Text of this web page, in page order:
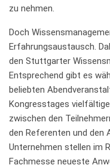
zu nehmen.
Doch
Erfahrungsaustausch.
den Stuttgarter
Entsprechend gibt es
beliebten
Kongresstages
zwischen den
den Referenten und den
Unternehmen stellen im
Fachmesse neueste